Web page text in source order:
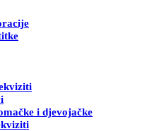
i djevojačke